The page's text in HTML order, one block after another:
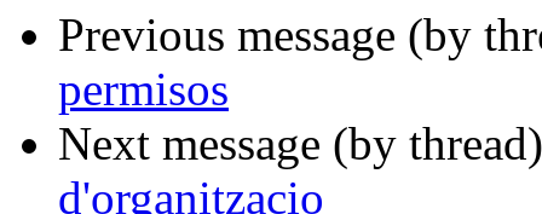
Previous message (by
permisos
Next message (by
d'organitzacio